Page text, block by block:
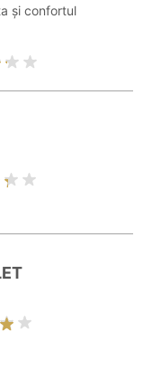
și confortul